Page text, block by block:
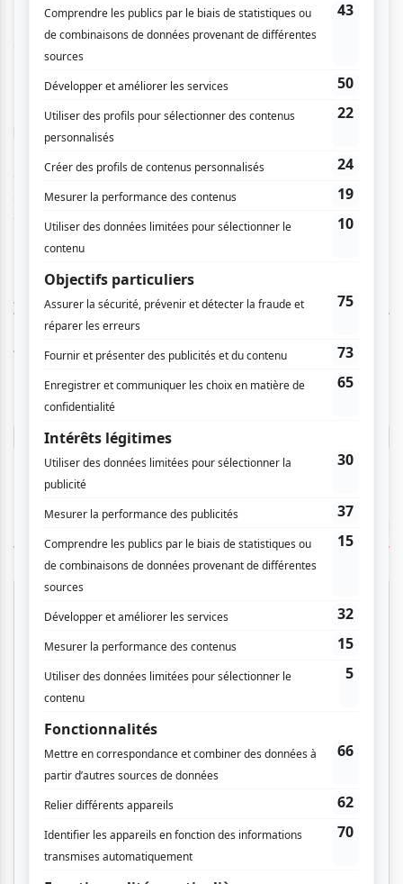
www.myspace.com/FouleStatiksite
IMPORTANT : Pour connaître l’heure précise de la
prestation de ce groupe, communiquez avec le
artistes de la relève (ou 3 groupes) au total et se déroule
de 21h00 à minuit. Une production de
www.LavoixdelaReleve.com.
AUCUN COMMENTAIRE
Vous devez être connecté pour
donner un avis.
Connectez-vous ici.
TOUTES LES OFFRES
Cinéma Comédie